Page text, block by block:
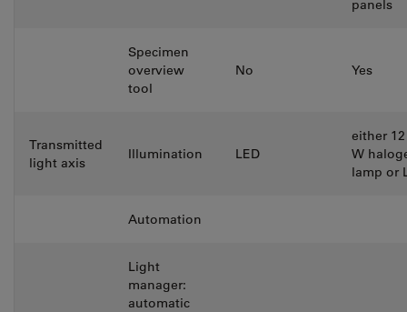
panels
Specimen
overview
tool
No Yes
Transmitted
light axis
Illumination LED
either 12
W
lamp or
Automation
Light
manager:
automatic